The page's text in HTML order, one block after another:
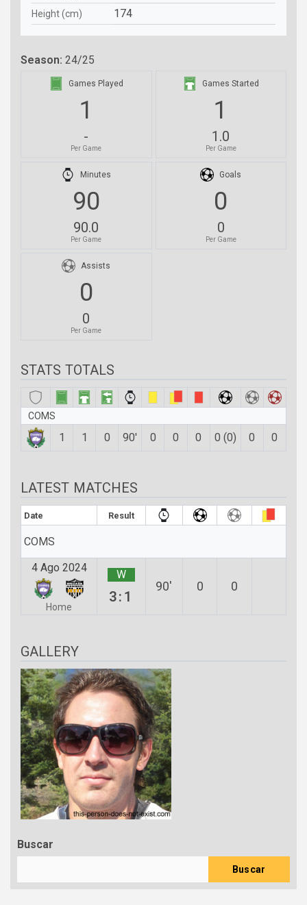
Height (cm) 174
Season: 24/25
Games Played
1
-
Per Game
Games Started
1
1.0
Per Game
Minutes
90
90.0
Per Game
Goals
0
0
Per Game
Assists
0
0
Per Game
STATS TOTALS
COMS
1 1 0 90′ 0 0 0 0 (0) 0 0
LATEST MATCHES
Date Result
COMS
4 Ago 2024
Home
W
3:1
90′ 0 0
GALLERY
Buscar
Buscar